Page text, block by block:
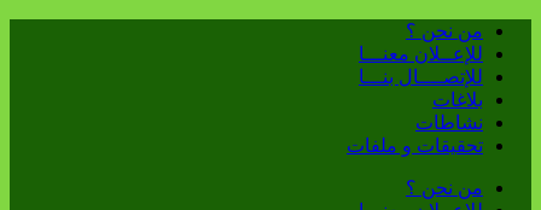
من نحن ؟
للإعــلان معنـــا
للإتصــــال بنـــا
بلاغات
نشاطات
تحقيقات و ملفات
من نحن ؟